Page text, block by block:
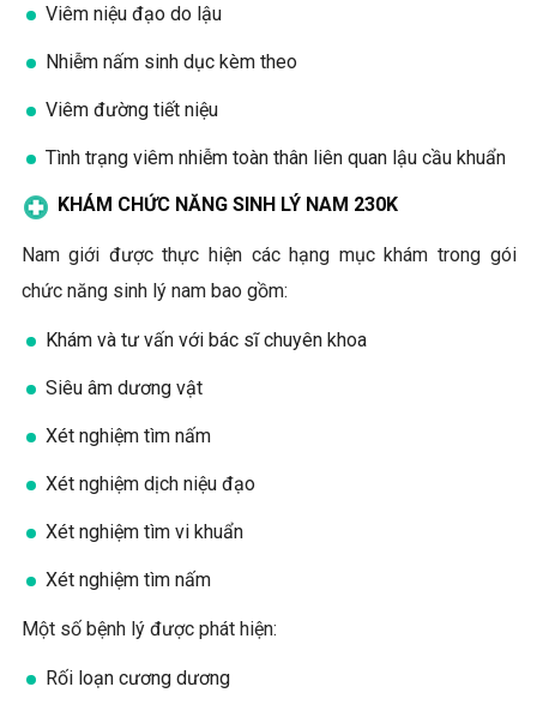
Viêm niệu đạo do lậu
Nhiễm nấm sinh dục kèm theo
Viêm đường tiết niệu
Tình trạng viêm nhiễm toàn thân liên quan lậu cầu khuẩn
KHÁM CHỨC NĂNG SINH LÝ NAM 230K
Nam giới được thực hiện các hạng mục khám trong gói
chức năng sinh lý nam bao gồm:
Khám và tư vấn với bác sĩ chuyên khoa
Siêu âm dương vật
Xét nghiệm tìm nấm
Xét nghiệm dịch niệu đạo
Xét nghiệm tìm vi khuẩn
Xét nghiệm tìm nấm
Một số bệnh lý được phát hiện:
Rối loạn cương dương